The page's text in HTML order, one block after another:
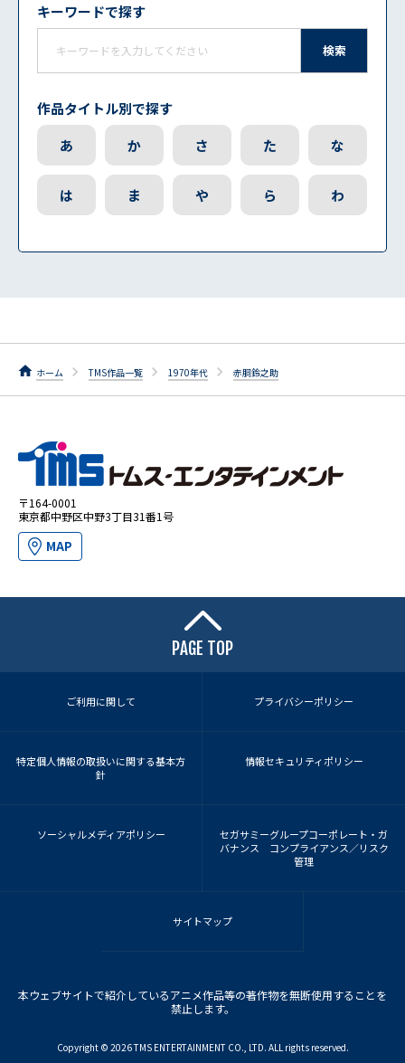
キーワードで探す
検索
作品タイトル別で探す
あ
か さ た な
は ま や ら わ
ホーム TMS作品一覧 1970年代 赤胴鈴之助
〒164-0001
東京都中野区中野3丁目31番1号
MAP
PAGE TOP
ご利用に関して プライバシーポリシー
特定個人情報の取扱いに関する基本方
針
情報セキュリティポリシー
ソーシャルメディアポリシー
セガサミーグループコーポレート・ガ
バナンス コンプライアンス／リスク
管理
サイトマップ
本ウェブサイトで紹介しているアニメ作品等の著作物を無断使用することを
禁止します。
Copyright ©︎ 2026 TMS ENTERTAINMENT CO., LTD. ALL rights reserved.